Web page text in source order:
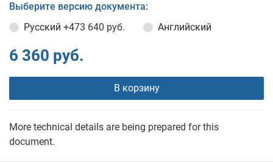
Выберите версию документа:
Русский +473 640 руб. Английский
6 360 руб.
В корзину
More technical details are being prepared for this
document.